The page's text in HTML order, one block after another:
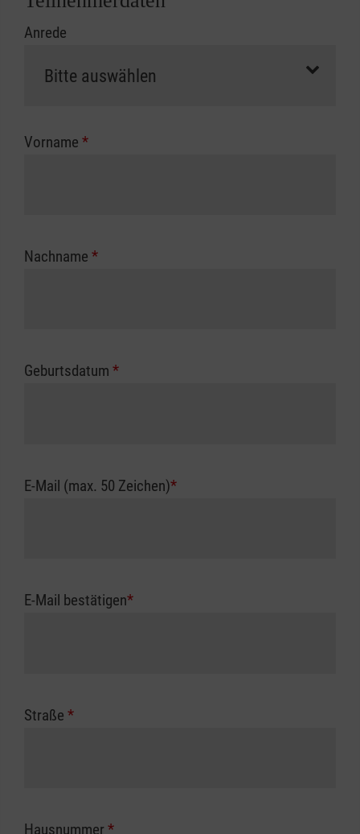
erfolgt eine Abrechnung der vollen Kursgebühr
Die notwendigen Formulare für die
zuständigen Berufsgenossenschaft oder
Anrede
Vorname *
Nachname *
Geburtsdatum *
E-Mail (max. 50 Zeichen)*
E-Mail bestätigen*
Straße *
Hausnummer *